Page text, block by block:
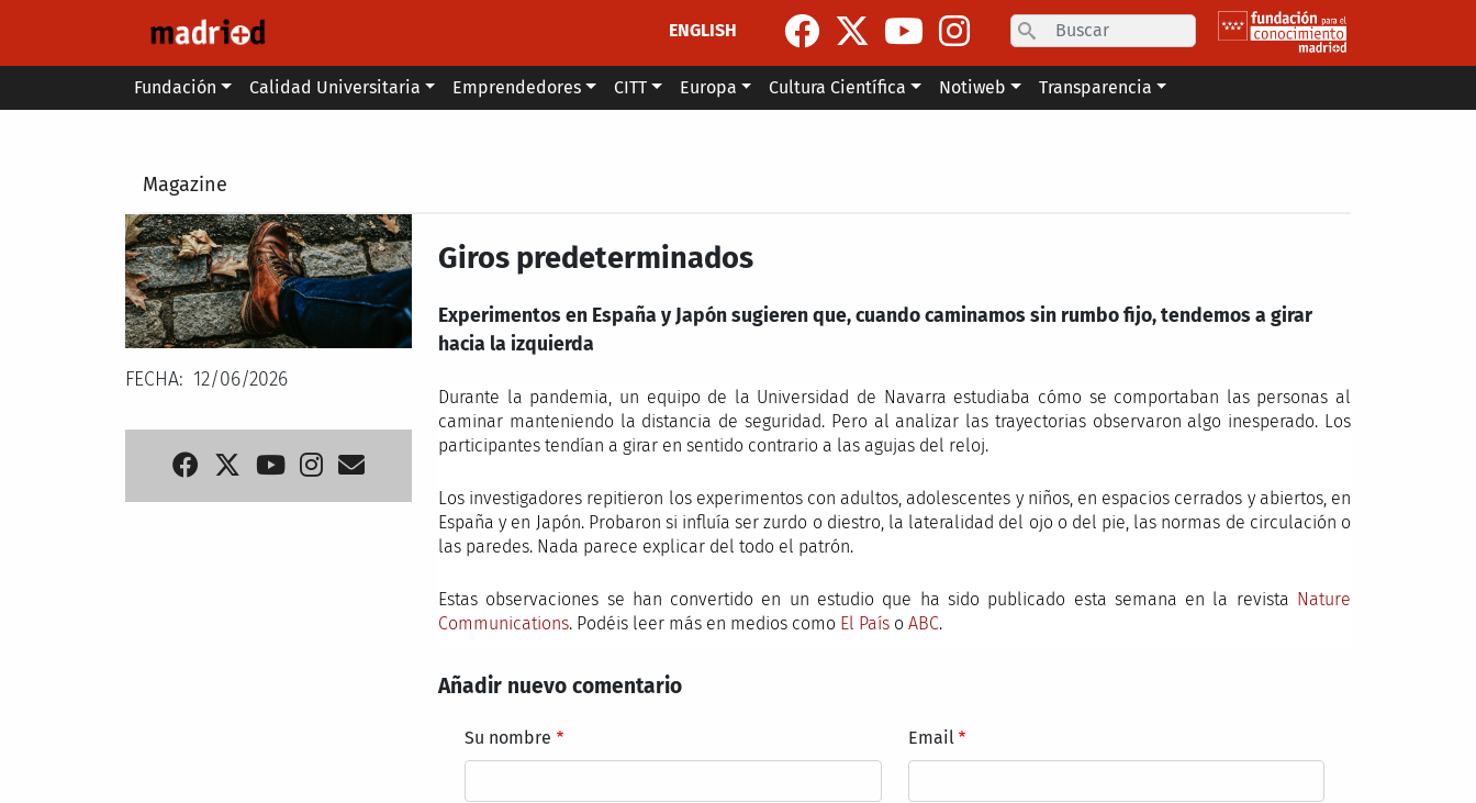
ENGLISH
Search
Main menu
Fundación Calidad Universitaria Emprendedores CITT Europa Cultura Científica Notiweb Transparencia
Magazine
FECHA 12/06/2026
Giros predeterminados
Experimentos en España y Japón sugieren que, cuando caminamos sin rumbo fijo, tendemos a girar
hacia la izquierda
Durante la pandemia, un equipo de la Universidad de Navarra estudiaba cómo se comportaban las personas al
caminar manteniendo la distancia de seguridad. Pero al analizar las trayectorias observaron algo inesperado. Los
participantes tendían a girar en sentido contrario a las agujas del reloj.
Los investigadores repitieron los experimentos con adultos, adolescentes y niños, en espacios cerrados y abiertos, en
España y en Japón. Probaron si influía ser zurdo o diestro, la lateralidad del ojo o del pie, las normas de circulación o
las paredes. Nada parece explicar del todo el patrón.
Estas observaciones se han convertido en un estudio que ha sido publicado esta semana en la revista Nature
Communications. Podéis leer más en medios como El País o ABC.
Añadir nuevo comentario
Su nombre Email